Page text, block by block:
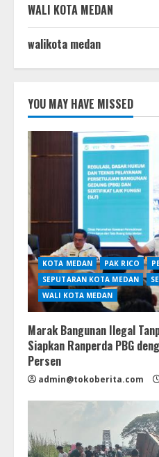
WALI KOTA MEDAN
walikota medan
YOU MAY HAVE MISSED
KOTA MEDAN PAK RICO
SEPUTARAN KOTA MEDAN
WALI KOTA MEDAN
Marak Bangunan Ilegal
Siapkan Ranperda PBG
Persen
admin@tokoberita.com